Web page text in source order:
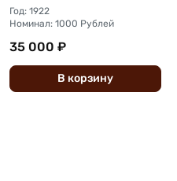
Год: 1922
Номинал: 1000 Рублей
35 000 ₽
В корзину